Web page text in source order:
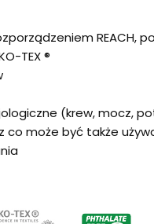
REACH,
TEX ®
(krew, mocz,
co może być także